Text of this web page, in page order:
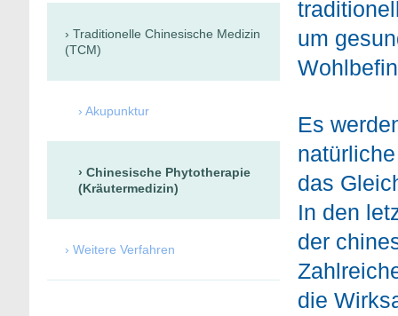
um
Es
das
In den
der
die
Traditionelle Chinesische Medizin
(TCM)
Akupunktur
Chinesische Phytotherapie
(Kräutermedizin)
Weitere Verfahren